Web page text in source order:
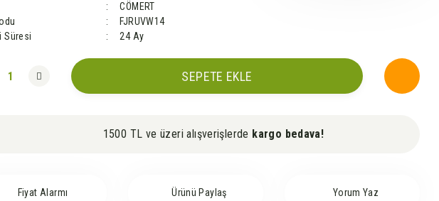
CÖMERT
FJRUVW14
Süresi
24 Ay
SEPETE EKLE
1500 TL ve üzeri alışverişlerde kargo bedava!
Fiyat Alarmı Ürünü Paylaş Yorum Yaz